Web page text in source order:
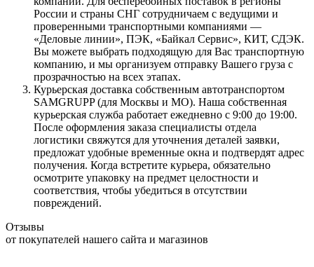
России и страны СНГ сотрудничаем с ведущими и
проверенными транспортными компаниями —
«Деловые линии», ПЭК, «Байкал Сервис», КИТ, СДЭК.
Вы можете выбрать подходящую для Вас транспортную
компанию, и мы организуем отправку Вашего груза с
прозрачностью на всех этапах.
Курьерская доставка собственным автотранспортом
SAMGRUPP (для Москвы и МО). Наша собственная
курьерская служба работает ежедневно с 9:00 до 19:00.
После оформления заказа специалисты отдела
логистики свяжутся для уточнения деталей заявки,
предложат удобные временные окна и подтвердят адрес
получения. Когда встретите курьера, обязательно
осмотрите упаковку на предмет целостности и
соответствия, чтобы убедиться в отсутствии
повреждений.
Отзывы
от покупателей нашего сайта и магазинов